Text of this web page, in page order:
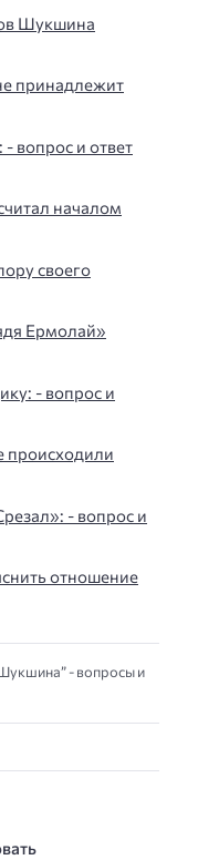
Шукшина
принадлежит
вопрос и ответ
началом
своего
Ермолай»
- вопрос и
происходили
- вопрос и
отношение
Шукшина” - вопросы и